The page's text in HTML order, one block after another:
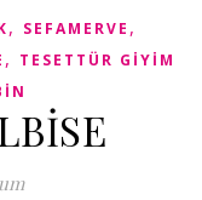
, SEFAMERVE ,
, TESETTÜR GIYIM